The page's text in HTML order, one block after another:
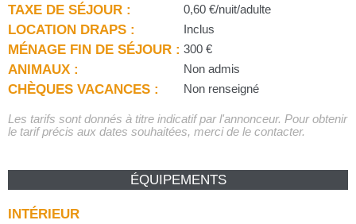
TAXE DE SÉJOUR : 0,60 €/nuit/adulte
LOCATION DRAPS : Inclus
MÉNAGE FIN DE SÉJOUR : 300 €
ANIMAUX : Non admis
CHÈQUES VACANCES : Non renseigné
Les tarifs sont donnés à titre indicatif par l'annonceur. Pour obtenir
le tarif précis aux dates souhaitées, merci de le contacter.
ÉQUIPEMENTS
INTÉRIEUR